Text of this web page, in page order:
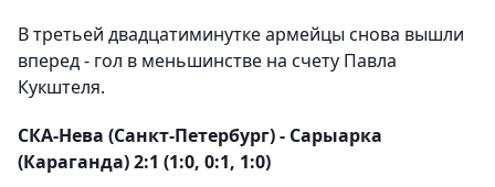
В третьей двадцатиминутке армейцы снова вышли
вперед - гол в меньшинстве на счету Павла
Кукштеля.
СКА-Нева (Санкт-Петербург) - Сарыарка
(Караганда) 2:1 (1:0, 0:1, 1:0)